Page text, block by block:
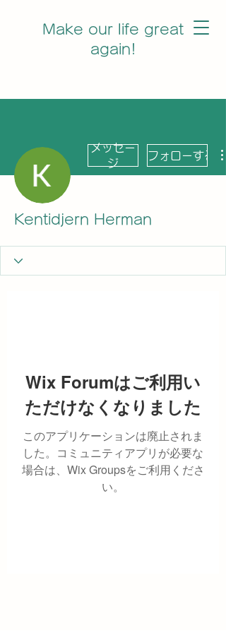
Make our life great
again!
メッセー
ジ
フォローする
Kentidjern Herman
Wix Forumはご利用い
ただけなくなりました
このアプリケーションは廃止されま
した。コミュニティアプリが必要な
場合は、Wix Groupsをご利用くださ
い。